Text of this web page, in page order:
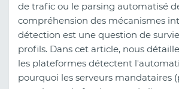
de trafic ou le parsing automatisé
compréhension des mécanismes
détection est une question de
profils. Dans cet article, nous
les plateformes détectent
pourquoi les serveurs mandataires